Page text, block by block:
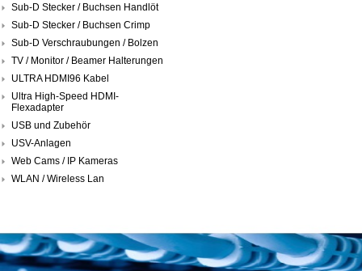
Sub-D Stecker / Buchsen Handlöt
Sub-D Stecker / Buchsen Crimp
Sub-D Verschraubungen / Bolzen
TV / Monitor / Beamer Halterungen
ULTRA HDMI96 Kabel
Ultra High-Speed HDMI-
Flexadapter
USB und Zubehör
USV-Anlagen
Web Cams / IP Kameras
WLAN / Wireless Lan